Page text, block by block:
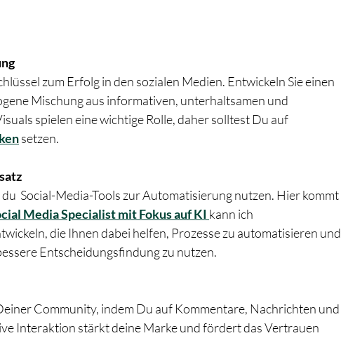
zum Erfolg in den sozialen Medien. Entwickeln Sie einen
Mischung aus informativen, unterhaltsamen und
spielen eine wichtige Rolle, daher solltest Du auf
setzen.
Social-Media-Tools zur Automatisierung nutzen. Hier kommt
Media Specialist mit Fokus auf KI kann ich
die Ihnen dabei helfen, Prozesse zu automatisieren und
Entscheidungsfindung zu nutzen.
Community, indem Du auf Kommentare, Nachrichten und
Interaktion stärkt deine Marke und fördert das Vertrauen